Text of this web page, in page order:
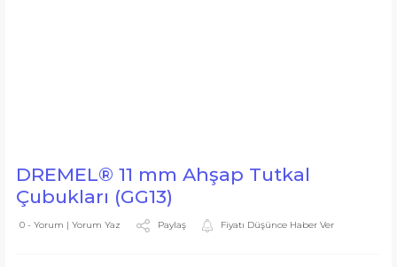
DREMEL® 11 mm Ahşap Tutkal
Çubukları (GG13)
0 - Yorum | Yorum Yaz Paylaş Fiyatı Düşünce Haber Ver